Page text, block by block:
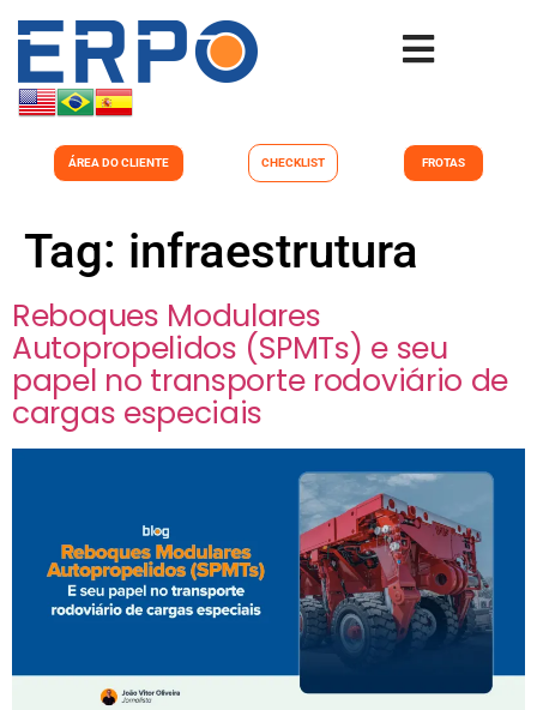
ÁREA DO CLIENTE CHECKLIST FROTAS
Tag: infraestrutura
Reboques Modulares
Autopropelidos (SPMTs) e seu
papel no transporte rodoviário de
cargas especiais